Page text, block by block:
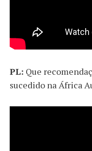
PL: Que
sucedido na África